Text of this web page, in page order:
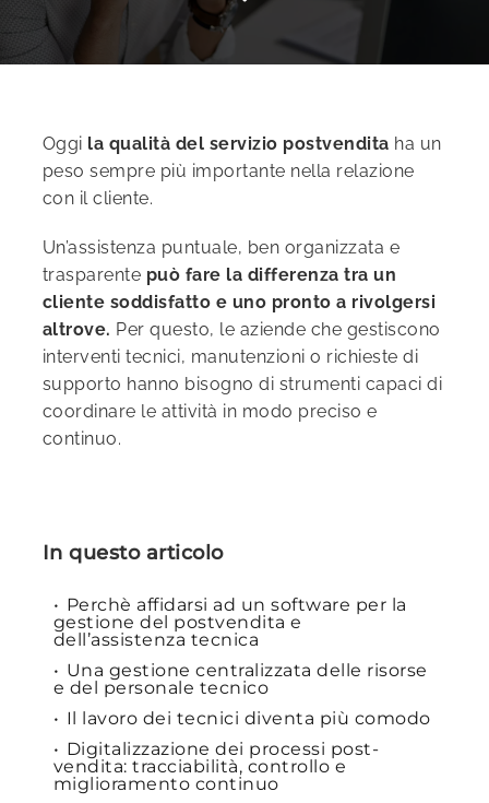
Oggi la qualità del servizio postvendita ha un
peso sempre più importante nella relazione
con il cliente.
Un’assistenza puntuale, ben organizzata e
trasparente può fare la differenza tra un
cliente soddisfatto e uno pronto a rivolgersi
altrove. Per questo, le aziende che gestiscono
interventi tecnici, manutenzioni o richieste di
supporto hanno bisogno di strumenti capaci di
coordinare le attività in modo preciso e
continuo.
In questo articolo
Perchè affidarsi ad un software per la
gestione del postvendita e
dell’assistenza tecnica
Una gestione centralizzata delle risorse
e del personale tecnico
Il lavoro dei tecnici diventa più comodo
Digitalizzazione dei processi post-
vendita: tracciabilità, controllo e
miglioramento continuo